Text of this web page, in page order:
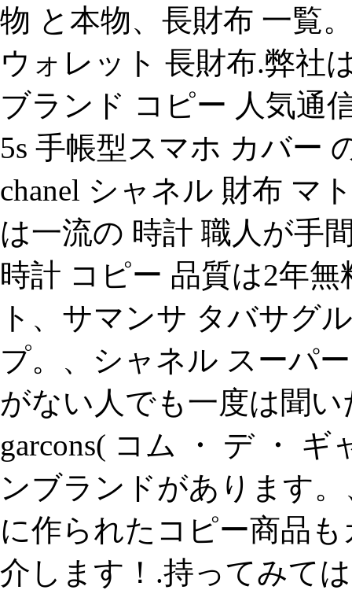
物 と本物、長財布 一覧
ウォレット 長財布.弊社
ブランド コピー 人気通
5s 手帳型スマホ カバー
chanel シャネル 財布 マ
は一流の 時計 職人が手
時計 コピー 品質は2年
ト、サマンサ タバサグ
プ。、シャネル スーパ
がない人でも一度は聞い
garcons( コム ・ デ ・
ンブランドがあります
に作られたコピー商品
介します！.持ってみて